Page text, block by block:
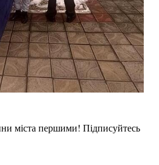
міста першими! Підписуйтесь